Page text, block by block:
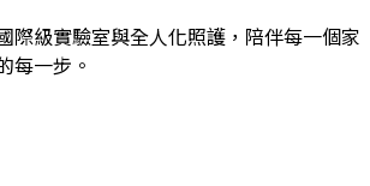
際級實驗室與全人化照護，陪伴每一個家
每一步。